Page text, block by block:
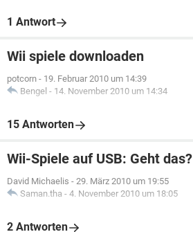
1 Antwort
Wii spiele downloaden
potcorn - 19. Februar 2010 um 14:39
Bengel - 14. November 2010 um 14:34
15 Antworten
Wii-Spiele auf USB: Geht das?
David Michaelis - 29. März 2010 um 19:55
Saman.tha - 4. November 2010 um 18:05
2 Antworten